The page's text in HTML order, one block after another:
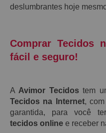
deslumbrantes hoje
Comprar Tecidos
fácil e seguro!
A Avimor Tecidos tem
Tecidos na Internet,
garantida, para você
tecidos online e receber